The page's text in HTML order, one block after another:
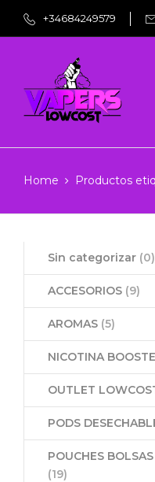
+34684249579
Home Productos
Sin categorizar (0)
ACCESORIOS (9)
AROMAS (5)
NICOTINA
OUTLET
PODS
POUCHES
(19)